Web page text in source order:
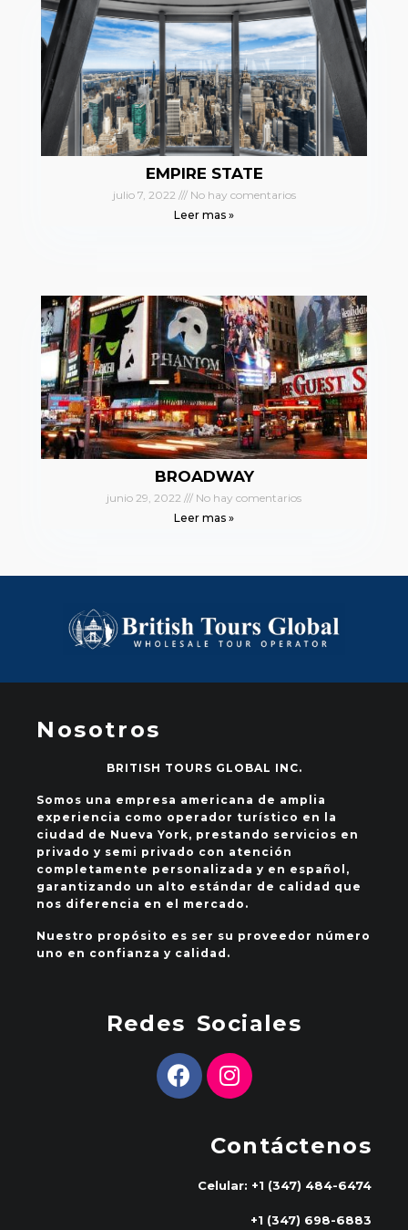
EMPIRE STATE
julio 7, 2022
No hay comentarios
Leer mas »
BROADWAY
junio 29, 2022
No hay comentarios
Leer mas »
Nosotros
BRITISH TOURS GLOBAL INC.
Somos una empresa americana de amplia
experiencia como operador turístico en la
ciudad de Nueva York, prestando servicios en
privado y semi privado con atención
completamente personalizada y en español,
garantizando un alto estándar de calidad que
nos diferencia en el mercado.
Nuestro propósito es ser su proveedor número
uno en confianza y calidad.
Redes Sociales
Contáctenos
Celular: +1 (347) 484-6474
+1 (347) 698-6883